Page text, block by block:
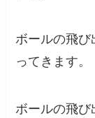
ボールの飛
ってきます。
ボールの飛